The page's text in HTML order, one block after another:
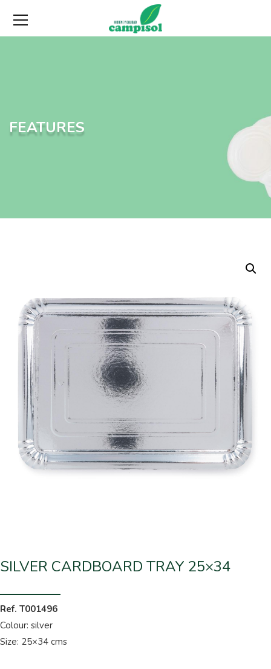
FEATURES
SILVER CARDBOARD TRAY 25×34
Ref. T001496
Colour: silver
Size: 25×34 cms